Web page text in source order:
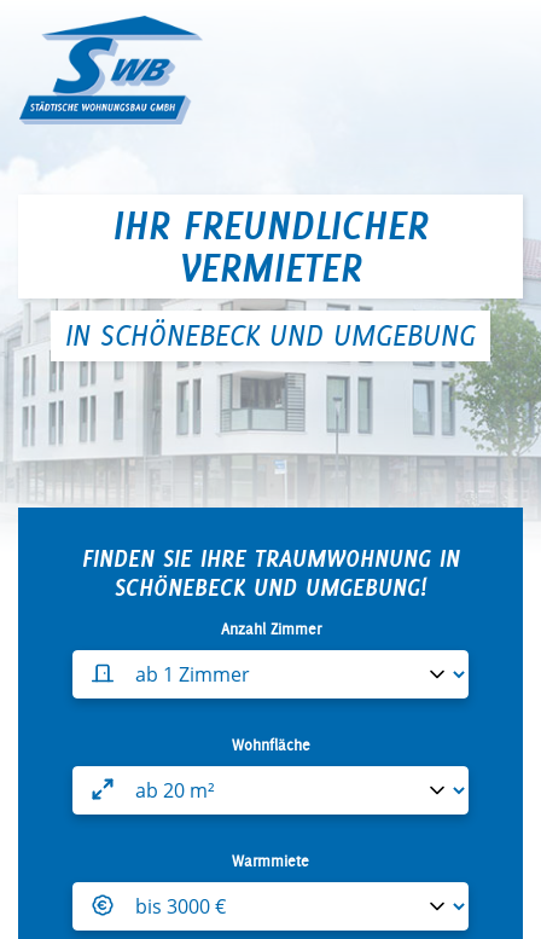
SWB SCHÖNEBECK - IHR
IHR FREUNDLICHER
VERMIETER
IN SCHÖNEBECK UND UMGEBUNG
FINDEN SIE IHRE TRAUMWOHNUNG IN
SCHÖNEBECK UND UMGEBUNG!
Anzahl Zimmer
Wohnfläche
Warmmiete